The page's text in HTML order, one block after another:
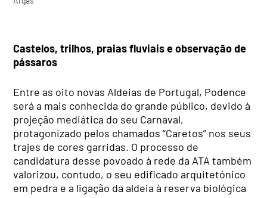
Castelos, trilhos, praias fluviais e observação de
pássaros
Entre as oito novas Aldeias de Portugal, Podence
será a mais conhecida do grande público, devido à
projeção mediática do seu Carnaval,
protagonizado pelos chamados “Caretos” nos seus
trajes de cores garridas. O processo de
candidatura desse povoado à rede da ATA também
valorizou, contudo, o seu edificado arquitetónico
em pedra e a ligação da aldeia à reserva biológica